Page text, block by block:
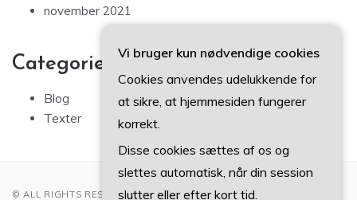
november 2021
Categories
Blog
Texter
© ALL RIGHTS RESERVED 2022
Vi bruger kun nødvendige cookies
Cookies anvendes udelukkende for
at sikre, at hjemmesiden fungerer
korrekt.
Disse cookies sættes af os og
slettes automatisk, når din session
slutter eller efter kort tid.